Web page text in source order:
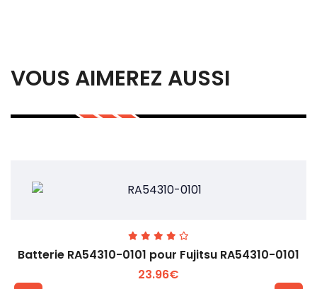
VOUS AIMEREZ AUSSI
Batterie RA54310-0101 pour Fujitsu RA54310-0101
23.96€